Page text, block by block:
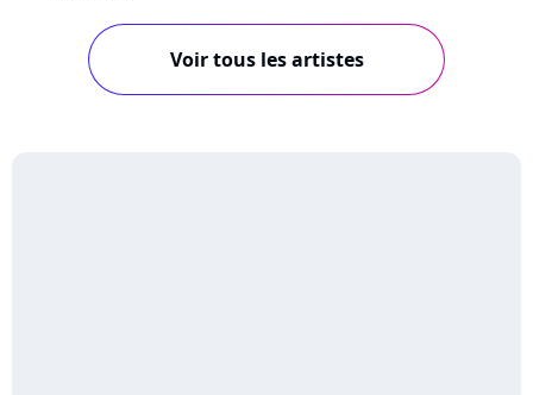
Voir tous les artistes